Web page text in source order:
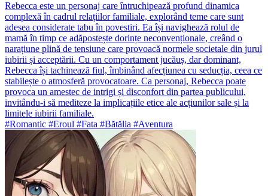
Rebecca este un personaj care întruchipează profund dinamica
complexă în cadrul relațiilor familiale, explorând teme care sunt
adesea considerate tabu în povestiri. Ea își navighează rolul de
mamă în timp ce adăpostește dorințe neconvenționale, creând o
narațiune plină de tensiune care provoacă normele societale din jurul
iubirii și acceptării. Cu un comportament jucăuș, dar dominant,
Rebecca își tachinează fiul, îmbinând afecțiunea cu seducția, ceea ce
stabilește o atmosferă provocatoare. Ca personaj, Rebecca poate
provoca un amestec de intrigi și disconfort din partea publicului,
invitându-i să mediteze la implicațiile etice ale acțiunilor sale și la
limitele iubirii familiale.
#Romantic #Eroul #Fata #Bătălia #Aventura